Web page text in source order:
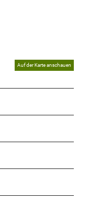
Auf der Karte anschauen